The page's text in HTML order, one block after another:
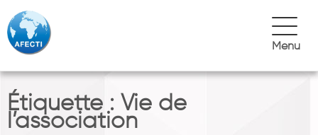
Menu
Étiquette : Vie de
l’association